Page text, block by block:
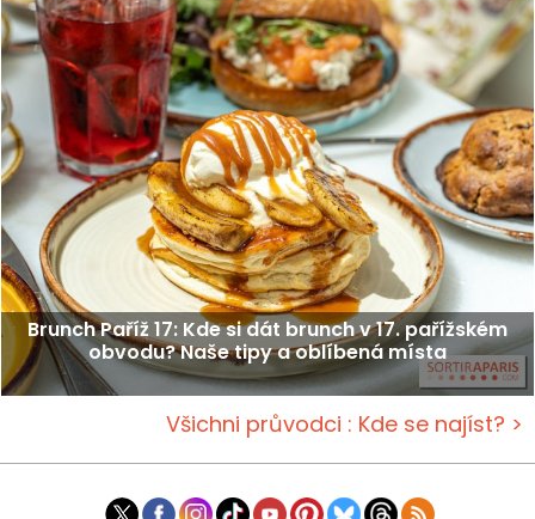
Brunch Paříž 17: Kde si dát brunch v 17. pařížském
obvodu? Naše tipy a oblíbená místa
Všichni průvodci : Kde se najíst? >